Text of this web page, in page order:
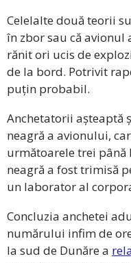
Celelalte două teorii
în zbor sau că
rănit ori ucis de
de la bord. Potrivit
puțin probabil.
Anchetatorii așteaptă
neagră a avionului,
următoarele trei până
neagră a fost trimisă
un laborator al
Concluzia anchetei
numărului infim de
la sud de Dunăre a